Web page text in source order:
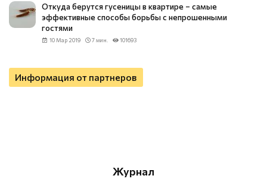
Откуда берутся гусеницы в квартире – самые
эффективные способы борьбы с непрошенными
гостями
10 Мар 2019 7 мин. 101693
Информация от партнеров
Журнал